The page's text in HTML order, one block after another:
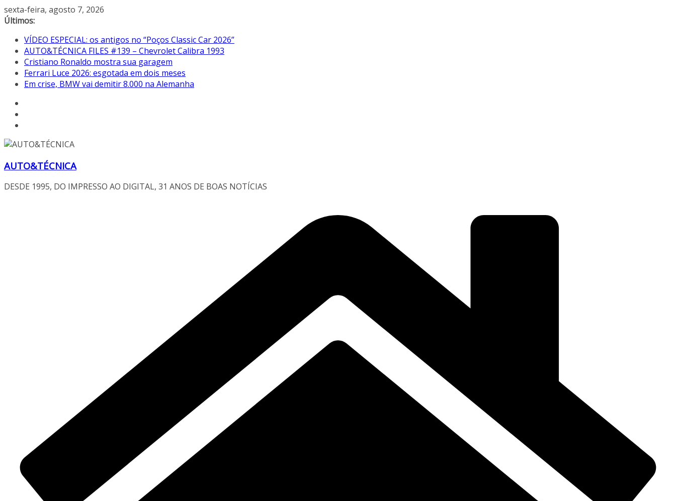
Pular
para
conteúdo
sexta-feira, agosto 7, 2026
Últimos:
VÍDEO ESPECIAL: os antigos no “Poços Classic Car 2026”
AUTO&TÉCNICA FILES #139 – Chevrolet Calibra 1993
Cristiano Ronaldo mostra sua garagem
Ferrari Luce 2026: esgotada em dois meses
Em crise, BMW vai demitir 8.000 na Alemanha
AUTO&TÉCNICA
DESDE 1995, DO IMPRESSO AO DIGITAL, 31 ANOS DE BOAS NOTÍCIAS